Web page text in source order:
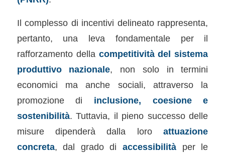
Il complesso di incentivi delineato rappresenta,
pertanto, una leva fondamentale per il
rafforzamento della competitività del sistema
produttivo nazionale, non solo in termini
economici ma anche sociali, attraverso la
promozione di inclusione, coesione e
sostenibilità. Tuttavia, il pieno successo delle
misure dipenderà dalla loroattuazione
concreta, dal grado diaccessibilità per le